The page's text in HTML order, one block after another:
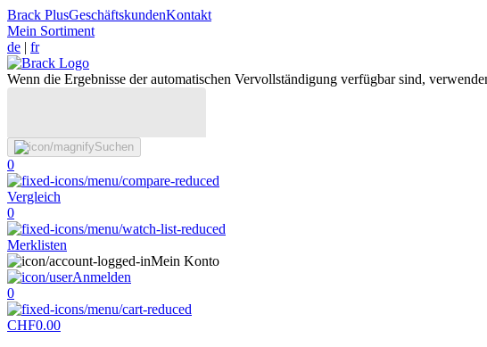
Brack PlusGeschäftskundenKontakt
Mein Sortiment
de | fr
Wenn die Ergebnisse der automatischen Vervollständigung verfügbar sind,
Suchen
0
Vergleich
0
Merklisten
Mein Konto
Anmelden
0
CHF0.00